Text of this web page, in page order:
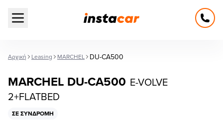
Open main menu
Αρχική Leasing MARCHEL DU-CA500
MARCHEL DU-CA500 E-VOLVE
2+FLATBED
ΣΕ ΣΥΝΔΡΟΜΉ